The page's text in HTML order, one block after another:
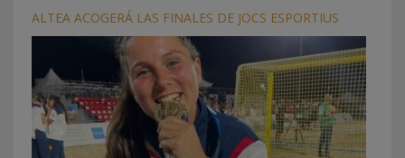
ALTEA ACOGERÁ LAS FINALES DE JOCS ESPORTIUS